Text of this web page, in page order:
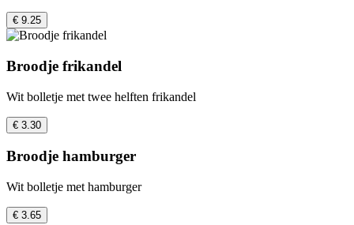
€ 9.25
Broodje frikandel
Wit bolletje met twee helften frikandel
€ 3.30
Broodje hamburger
Wit bolletje met hamburger
€ 3.65